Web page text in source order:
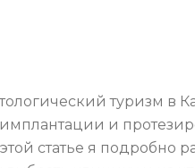
туризм в
и
статье я подробно